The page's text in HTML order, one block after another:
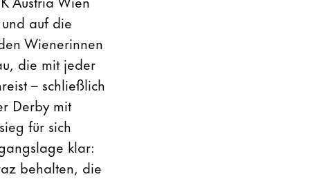
auf die
Wienerinnen
die mit jeder
– schließlich
Derby mit
für sich
klar:
behalten, die